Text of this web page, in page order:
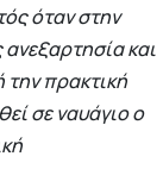
όταν στην
και
την πρακτική
σε ναυάγιο ο